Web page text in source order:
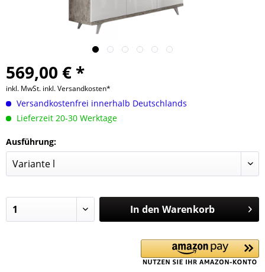
569,00 € *
inkl. MwSt. inkl. Versandkosten*
Versandkostenfrei innerhalb Deutschlands
Lieferzeit 20-30 Werktage
Ausführung:
In den Warenkorb